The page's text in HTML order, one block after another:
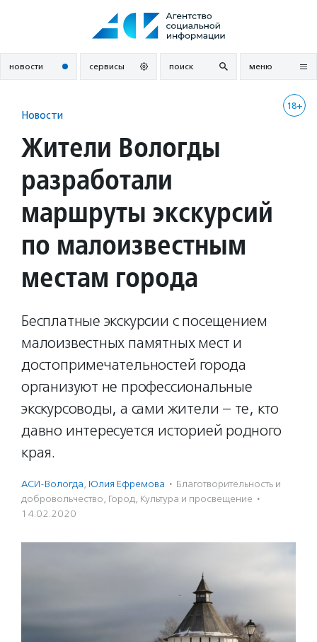
новости сервисы поиск меню
18+
Новости
Жители Вологды
разработали
маршруты экскурсий
по малоизвестным
местам города
Бесплатные экскурсии с посещением
малоизвестных памятных мест и
достопримечательностей города
организуют не профессиональные
экскурсоводы, а сами жители – те, кто
давно интересуется историей родного
края.
АСИ-Вологда, Юлия Ефремова · Благотвори­тель­ность и
доброволь­чест­во, Город, Культура и просвещение ·
14.02.2020